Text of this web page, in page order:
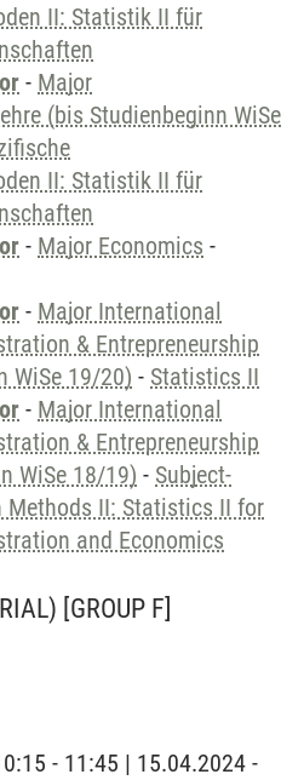
II: Statistik II für
- Major
(bis Studienbeginn WiSe
II: Statistik II für
- Major Economics -
- Major International
& Entrepreneurship
WiSe 19/20) - Statistics II
- Major International
& Entrepreneurship
WiSe 18/19) - Subject-
Methods II: Statistics II for
and Economics
[GROUP F]
- 11:45 | 15.04.2024 -